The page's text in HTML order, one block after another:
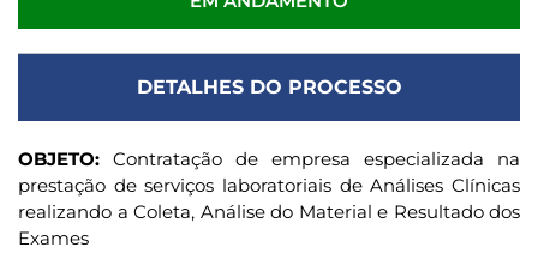
DETALHES DO PROCESSO
OBJETO: Contratação de empresa especializada na
prestação de serviços laboratoriais de Análises Clínicas
realizando a Coleta, Análise do Material e Resultado dos
Exames